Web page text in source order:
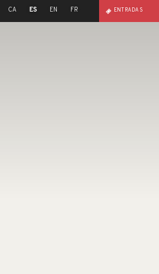
CA ES EN FR ENTRADAS